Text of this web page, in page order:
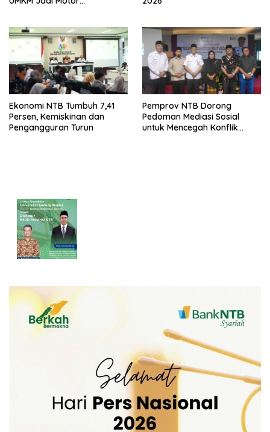
Ekonomi NTB Tumbuh 7,41
Persen, Kemiskinan dan
Pengangguran Turun
Pemprov NTB Dorong
Pedoman Mediasi Sosial
untuk Mencegah Konflik